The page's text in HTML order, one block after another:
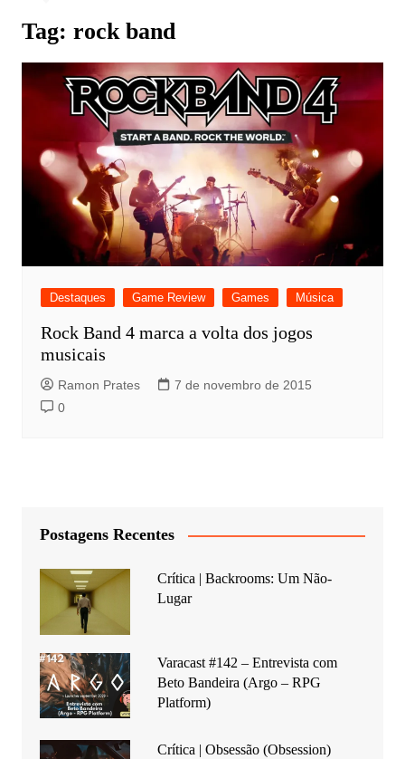
Tag: rock band
Destaques Game Review Games Música
Rock Band 4 marca a volta dos jogos
musicais
Ramon Prates
7 de novembro de 2015
0
Postagens Recentes
Crítica | Backrooms: Um Não-
Lugar
Varacast #142 – Entrevista com
Beto Bandeira (Argo – RPG
Platform)
Crítica | Obsessão (Obsession)